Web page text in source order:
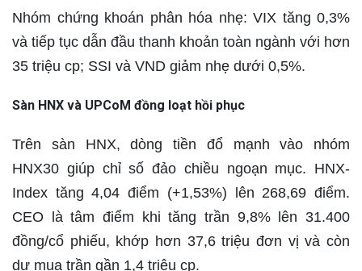
Nhóm chứng khoán phân hóa nhẹ: VIX tăng 0,3%
và tiếp tục dẫn đầu thanh khoản toàn ngành với hơn
35 triệu cp; SSI và VND giảm nhẹ dưới 0,5%.
Sàn HNX và UPCoM đồng loạt hồi phục
Trên sàn HNX, dòng tiền đổ mạnh vào nhóm
HNX30 giúp chỉ số đảo chiều ngoạn mục. HNX-
Index tăng 4,04 điểm (+1,53%) lên 268,69 điểm.
CEO là tâm điểm khi tăng trần 9,8% lên 31.400
đồng/cổ phiếu, khớp hơn 37,6 triệu đơn vị và còn
dư mua trần gần 1,4 triệu cp.